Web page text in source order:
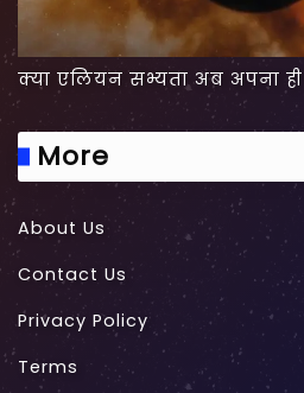
क्या एलियन सभ्यता अब अपना ही
More
About Us
Contact Us
Privacy Policy
Terms